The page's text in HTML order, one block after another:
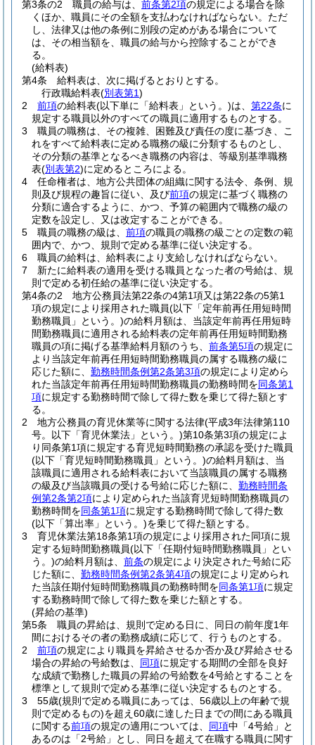
第3条の2 職員の給与は、 前条第2項の規定による場合を除
くほか、職員にその全額を支払わなければならない。 ただ
し、法律又は他の条例に別段の定めがある場合について
は、その相当額を、職員の給与から控除することができ
る。
(給料表)
第4条
給料表は、次に掲げるとおりとする。
行政職給料表(別表第1)
2
前項の給料表(以下単に「給料表」という。)は、 第22条に
規定する職員以外のすべての職員に適用するものとする。
3
職員の職務は、その複雑、困難及び責任の度に基づき、こ
れをすべて給料表に定める職務の級に分類するものとし、
その分類の基準となるべき職務の内容は、等級別基準職務
表(別表第2)に定めるところによる。
4
任命権者は、地方公共団体の組織に関する法令、条例、規
則及び規程の趣旨に従い、及び前項の規定に基づく職務の
分類に適合するように、かつ、予算の範囲内で職務の級の
定数を設定し、又は改定することができる。
5
職員の職務の級は、 前項の職員の職務の級ごとの定数の範
囲内で、かつ、規則で定める基準に従い決定する。
6
職員の給料は、給料表により支給しなければならない。
7
新たに給料表の適用を受ける職員となった者の号給は、規
則で定める初任給の基準に従い決定する。
第4条の2
地方公務員法第22条の4第1項又は第22条の5第1
項の規定により採用された職員(以下「定年前再任用短時間
勤務職員」という。)の給料月額は、当該定年前再任用短時
間勤務職員に適用される給料表の定年前再任用短時間勤務
職員の項に掲げる基準給料月額のうち、 前条第5項の規定に
より当該定年前再任用短時間勤務職員の属する職務の級に
応じた額に、 勤務時間条例第2条第3項の規定により定めら
れた当該定年前再任用短時間勤務職員の勤務時間を同条第1
項に規定する勤務時間で除して得た数を乗じて得た額とす
る。
2
地方公務員の育児休業等に関する法律(平成3年法律第110
号。以下「育児休業法」という。)第10条第3項の規定によ
り同条第1項に規定する育児短時間勤務の承認を受けた職員
(以下「育児短時間勤務職員」という。)の給料月額は、当
該職員に適用される給料表において当該職員の属する職務
の級及び当該職員の受ける号給に応じた額に、 勤務時間条
例第2条第2項により定められた当該育児短時間勤務職員の
勤務時間を同条第1項に規定する勤務時間で除して得た数
(以下「算出率」という。)を乗じて得た額とする。
3
育児休業法第18条第1項の規定により採用された同項に規
定する短時間勤務職員(以下「任期付短時間勤務職員」とい
う。)の給料月額は、 前条の規定により決定された号給に応
じた額に、 勤務時間条例第2条第4項の規定により定められ
た当該任期付短時間勤務職員の勤務時間を同条第1項に規定
する勤務時間で除して得た数を乗じた額とする。
(昇給の基準)
第5条
職員の昇給は、規則で定める日に、同日の前年度1年
間におけるその者の勤務成績に応じて、行うものとする。
2
前項の規定により職員を昇給させるか否か及び昇給させる
場合の昇給の号給数は、 同項に規定する期間の全部を良好
な成績で勤務した職員の昇給の号給数を4号給とすることを
標準として規則で定める基準に従い決定するものとする。
3
55歳(規則で定める職員にあっては、56歳以上の年齢で規
則で定めるもの)を超え60歳に達した日までの間にある職員
に関する前項の規定の適用については、 同項中「4号給」と
あるのは「2号給」とし、同日を超えて在職する職員に関す